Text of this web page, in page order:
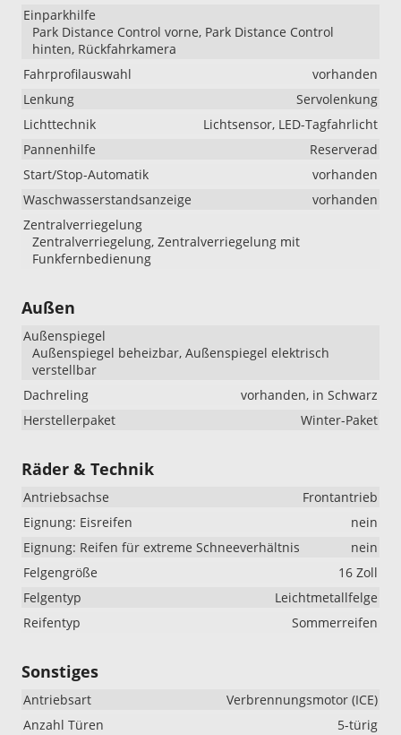
Einparkhilfe
Park Distance Control vorne, Park Distance Control
hinten, Rückfahrkamera
Fahrprofilauswahl
vorhanden
Lenkung
Servolenkung
Lichttechnik
Lichtsensor, LED-Tagfahrlicht
Pannenhilfe
Reserverad
Start/Stop-Automatik
vorhanden
Waschwasserstandsanzeige
vorhanden
Zentralverriegelung
Zentralverriegelung, Zentralverriegelung mit
Funkfernbedienung
Außen
Außenspiegel
Außenspiegel beheizbar, Außenspiegel elektrisch
verstellbar
Dachreling
vorhanden, in Schwarz
Herstellerpaket
Winter-Paket
Räder & Technik
Antriebsachse
Frontantrieb
Eignung: Eisreifen
nein
Eignung: Reifen für extreme Schneeverhältnis
nein
Felgengröße
16 Zoll
Felgentyp
Leichtmetallfelge
Reifentyp
Sommerreifen
Sonstiges
Antriebsart
Verbrennungsmotor (ICE)
Anzahl Türen
5-türig